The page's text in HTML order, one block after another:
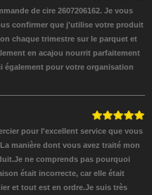
de cire 2607206162. Je vous
confirmer que j'utilise votre produit
chaque trimestre sur le parquet et
en acajou nourrit parfaitement
également pour votre organisation
pour l'excellent service que vous
manière dont vous avez traité mon
ne comprends pas pourquoi
était incorrecte, car elle était
et tout est en ordre.Je suis très